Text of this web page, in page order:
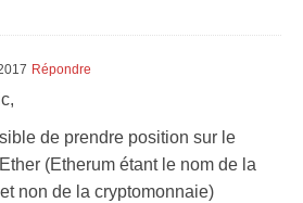
Répondre
de prendre position sur le
(Etherum étant le nom de la
non de la cryptomonnaie)